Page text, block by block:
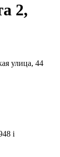
2,
улица, 44
i